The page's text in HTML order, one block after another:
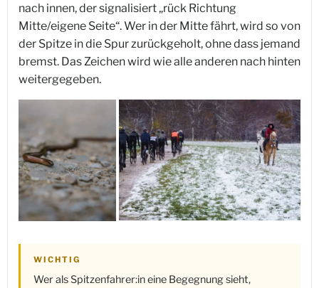
nach innen, der signalisiert „rück Richtung
Mitte/eigene Seite“. Wer in der Mitte fährt, wird so von
der Spitze in die Spur zurückgeholt, ohne dass jemand
bremst. Das Zeichen wird wie alle anderen nach hinten
weitergegeben.
WICHTIG
Wer als Spitzenfahrer:in eine Begegnung sieht,